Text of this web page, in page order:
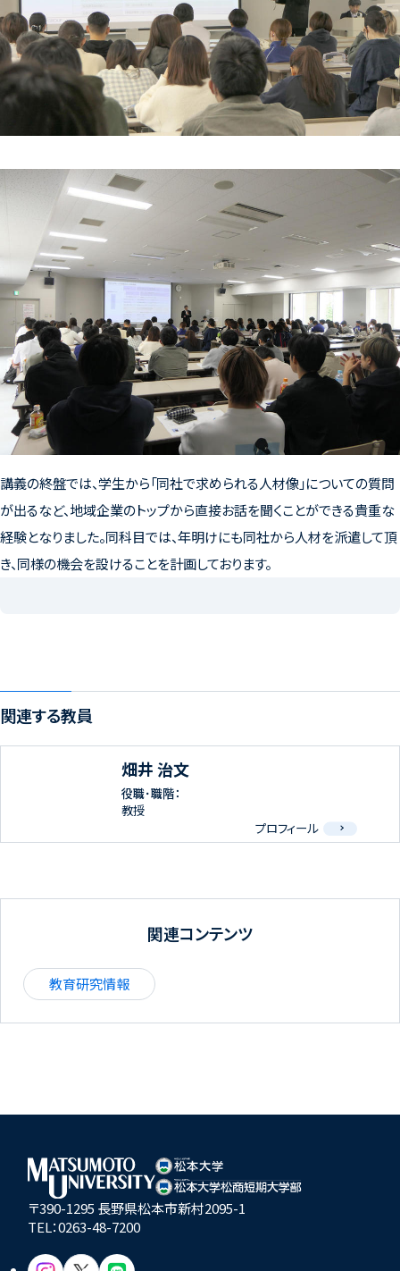
講義の終盤では、学生から「同社で求められる人材像」についての質問
が出るなど、地域企業のトップから直接お話を聞くことができる貴重な
経験となりました。同科目では、年明けにも同社から人材を派遣して頂
き、同様の機会を設けることを計画しております。
関連する教員
畑井 治文
役職･職階：
教授
プロフィール
関連コンテンツ
教育研究情報
〒390-1295 長野県松本市新村2095-1
TEL：0263-48-7200